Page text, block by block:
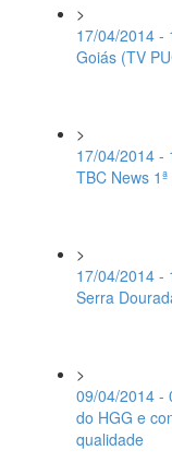
>
17/04/2014 -
Goiás (TV
>
17/04/2014 -
TBC News
>
17/04/2014 -
Serra
>
09/04/2014 -
do HGG e
qualidade